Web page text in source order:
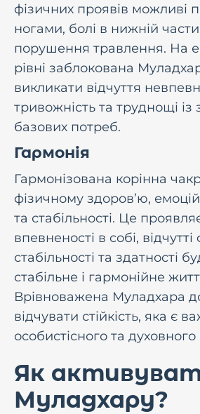
фізичних проявів можливі
ногами, болі в нижній
порушення травлення. На
рівні заблокована
викликати відчуття
тривожність та труднощі
базових потреб.
Гармонія
Гармонізована корінна
фізичному здоров’ю,
та стабільності. Це
впевненості в собі, відчутті
стабільності та здатності
стабільне і гармонійне
Врівноважена Муладхара
відчувати стійкість, яка є
особистісного та духовного
Як
Муладхару?